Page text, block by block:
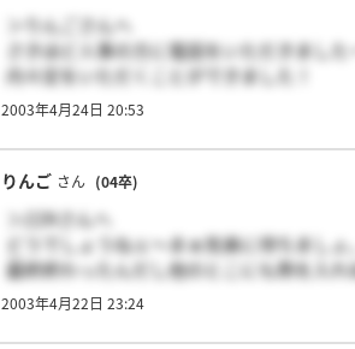
＞りんごさんへ
さきほど人事の方に電話をいただきました
内々定をいただくことができました！
すっごいうれしいです！
2003年4月24日 20:53
りんご さん (04卒)
＞ZZRさんへ
どうでしょうねぇ～まぁ気楽に待ちましょ
最終終わったんだし他のとこにも熱を入
2003年4月22日 23:24